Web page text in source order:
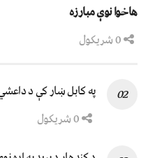
هاخوا نوې مبارزه
په کابل ښار کې د